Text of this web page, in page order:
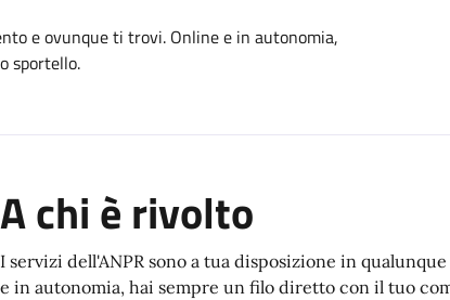
e ovunque ti trovi. Online e in autonomia,
sportello.
A chi è rivolto
I servizi dell'ANPR sono a tua disposizione in
e in autonomia, hai sempre un filo diretto con il tuo